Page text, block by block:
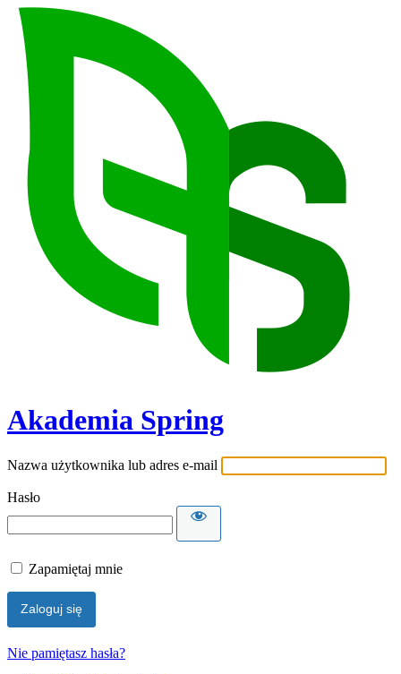
Akademia Spring
Nazwa użytkownika lub adres e-mail
Hasło
Zapamiętaj mnie
Nie pamiętasz hasła?